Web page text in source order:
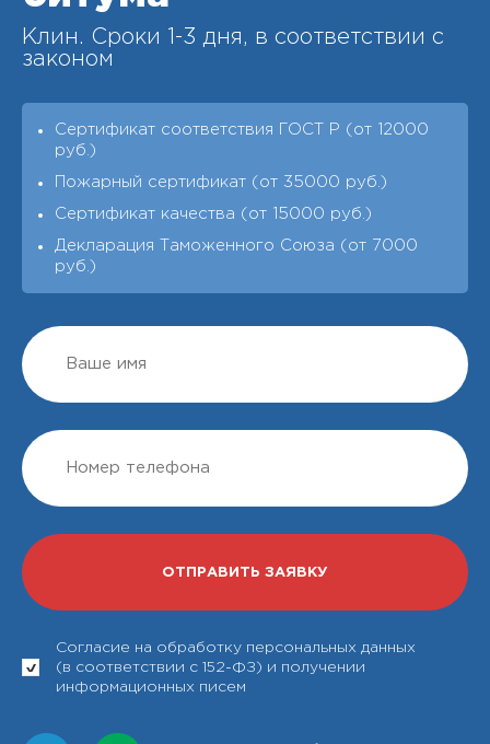
Клин. Cроки 1-3 дня, в соответствии с
законом
Сертификат соответствия ГОСТ Р (от 12000
руб.)
Пожарный сертификат (от 35000 руб.)
Сертификат качества (от 15000 руб.)
Декларация Таможенного Союза (от 7000
руб.)
Согласие на обработку персональных данных
(в соответствии с 152-ФЗ) и получении
информационных писем